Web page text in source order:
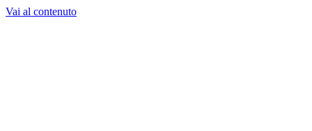
Vai al contenuto